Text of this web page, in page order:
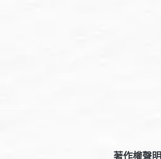
著作權聲明